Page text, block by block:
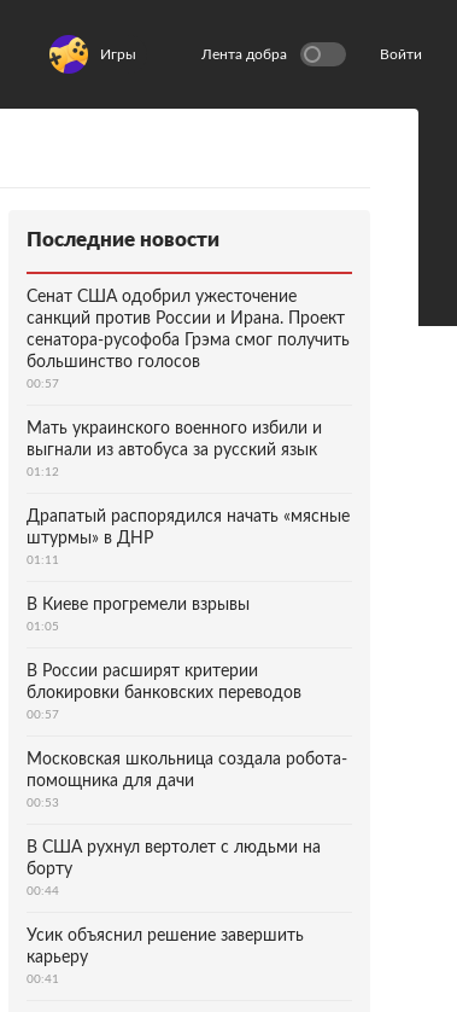
Игры Лента добра Войти
Последние новости
Сенат США одобрил ужесточение
санкций против России и Ирана. Проект
сенатора-русофоба Грэма смог получить
большинство голосов
00:57
Мать украинского военного избили и
выгнали из автобуса за русский язык
01:12
Драпатый распорядился начать «мясные
штурмы» в ДНР
01:11
В Киеве прогремели взрывы
01:05
В России расширят критерии
блокировки банковских переводов
00:57
Московская школьница создала робота-
помощника для дачи
00:53
В США рухнул вертолет с людьми на
борту
00:44
Усик объяснил решение завершить
карьеру
00:41